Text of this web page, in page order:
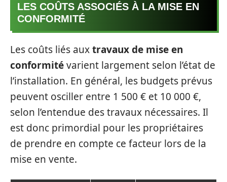
LES COÛTS ASSOCIÉS À LA MISE EN
CONFORMITÉ
Les coûts liés auxtravaux de mise en
conformitévarient largement selon l’état de
l’installation. En général, les budgets prévus
peuvent osciller entre 1 500 € et 10 000 €,
selon l’entendue des travaux nécessaires. Il
est donc primordial pour les propriétaires
de prendre en compte ce facteur lors de la
mise en vente.